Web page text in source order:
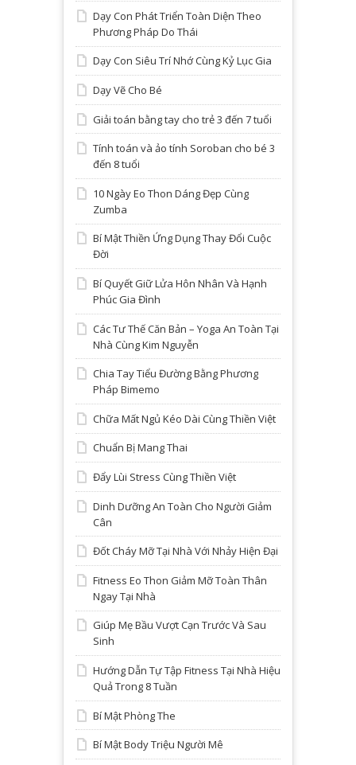
Dạy Con Phát Triển Toàn Diện Theo
Phương Pháp Do Thái
Dạy Con Siêu Trí Nhớ Cùng Kỷ Lục Gia
Dạy Vẽ Cho Bé
Giải toán bằng tay cho trẻ 3 đến 7 tuổi
Tính toán và ảo tính Soroban cho bé 3
đến 8 tuổi
10 Ngày Eo Thon Dáng Đẹp Cùng
Zumba
Bí Mật Thiền Ứng Dụng Thay Đổi Cuộc
Đời
Bí Quyết Giữ Lửa Hôn Nhân Và Hạnh
Phúc Gia Đình
Các Tư Thế Căn Bản – Yoga An Toàn Tại
Nhà Cùng Kim Nguyễn
Chia Tay Tiểu Đường Bằng Phương
Pháp Bimemo
Chữa Mất Ngủ Kéo Dài Cùng Thiền Việt
Chuẩn Bị Mang Thai
Đẩy Lùi Stress Cùng Thiền Việt
Dinh Dưỡng An Toàn Cho Người Giảm
Cân
Đốt Cháy Mỡ Tại Nhà Với Nhảy Hiện Đại
Fitness Eo Thon Giảm Mỡ Toàn Thân
Ngay Tại Nhà
Giúp Mẹ Bầu Vượt Cạn Trước Và Sau
Sinh
Hướng Dẫn Tự Tập Fitness Tại Nhà Hiệu
Quả Trong 8 Tuần
Bí Mật Phòng The
Bí Mật Body Triệu Người Mê